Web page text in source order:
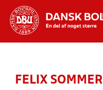
FELIX SOMMER